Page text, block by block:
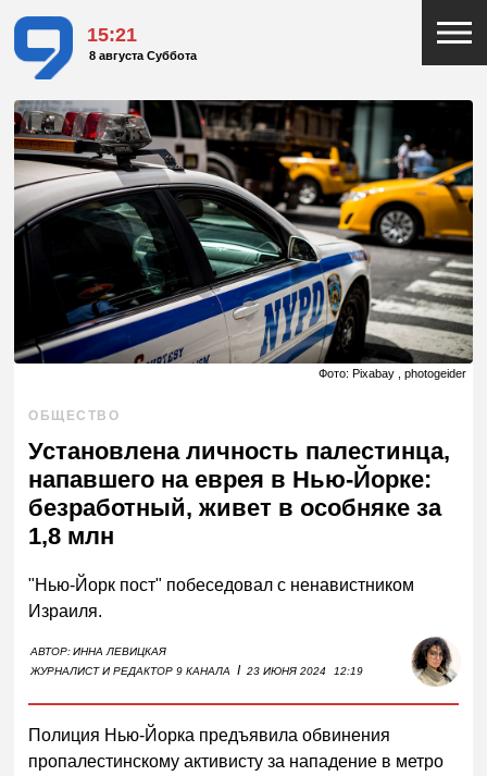
15:21
8 августа Суббота
Фото: Pixabay , photogeider
ОБЩЕСТВО
Установлена личность палестинца,
напавшего на еврея в Нью-Йорке:
безработный, живет в особняке за
1,8 млн
"Нью-Йорк пост" побеседовал с ненавистником
Израиля.
АВТОР:ИННА ЛЕВИЦКАЯ
ЖУРНАЛИСТ И РЕДАКТОР 9 КАНАЛА
I 23 ИЮНЯ 2024 12:19
Полиция Нью-Йорка предъявила обвинения
пропалестинскому активисту за нападение в метро